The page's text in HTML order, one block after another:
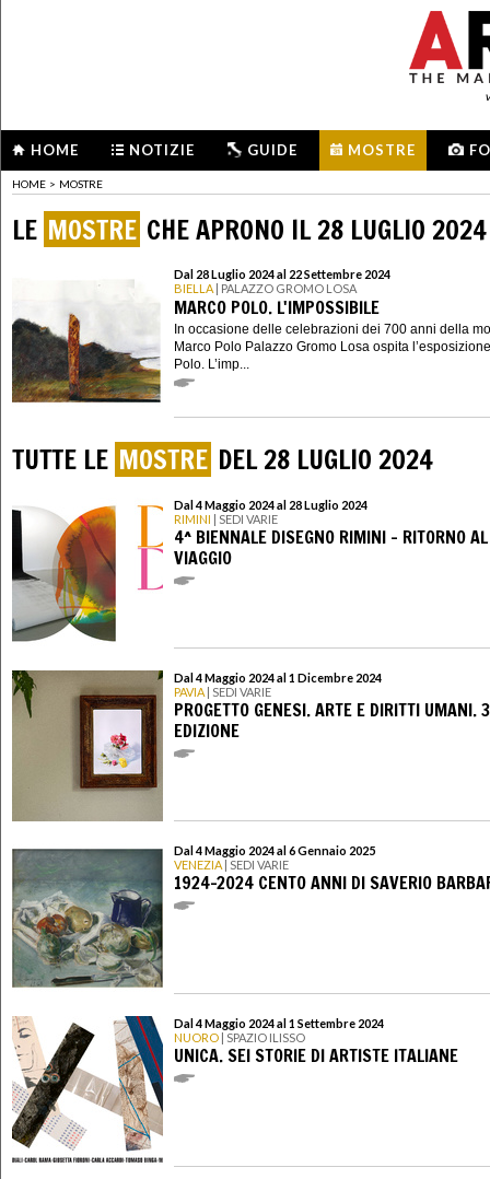
HOME NOTIZIE GUIDE MOSTRE
HOME > MOSTRE
LE MOSTRE CHE APRONO IL 28 LUGLIO 2024
Dal 28 Luglio 2024 al 22 Settembre 2024
BIELLA | PALAZZO GROMO LOSA
MARCO POLO. L'IMPOSSIBILE
In occasione delle celebrazioni dei 700 anni della
Marco Polo Palazzo Gromo Losa ospita
Polo. L’imp...
TUTTE LE MOSTRE DEL 28 LUGLIO 2024
Dal 4 Maggio 2024 al 28 Luglio 2024
RIMINI | SEDI VARIE
4^ BIENNALE DISEGNO RIMINI - RITORNO AL
VIAGGIO
Dal 4 Maggio 2024 al 1 Dicembre 2024
PAVIA | SEDI VARIE
PROGETTO GENESI. ARTE E DIRITTI UMANI.
EDIZIONE
Dal 4 Maggio 2024 al 6 Gennaio 2025
VENEZIA | SEDI VARIE
1924-2024 CENTO ANNI DI SAVERIO
Dal 4 Maggio 2024 al 1 Settembre 2024
NUORO | SPAZIO ILISSO
UNICA. SEI STORIE DI ARTISTE ITALIANE